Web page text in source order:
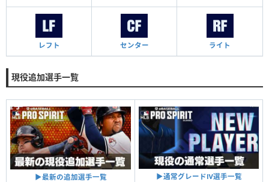
レフト センター ライト
現役追加選手一覧
▶︎最新の追加選手一覧 ▶︎通常グレードⅣ選手一覧